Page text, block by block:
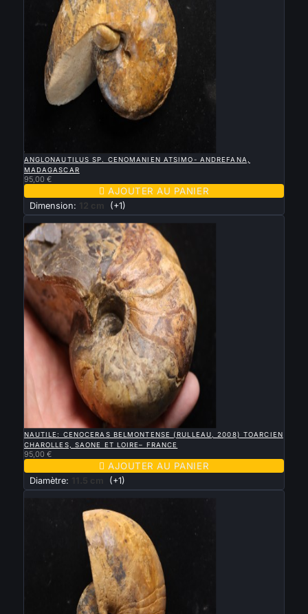
APERÇU RAPIDE
ANGLONAUTILUS SP. CENOMANIEN ATSIMO- ANDREFANA,
MADAGASCAR
95,00 €
 AJOUTER AU PANIER
Dimension: 12 cm (+1)
Nouveau
APERÇU RAPIDE
NAUTILE: CENOCERAS BELMONTENSE (RULLEAU, 2008) TOARCIEN
CHAROLLES, SAONE ET LOIRE– FRANCE
95,00 €
 AJOUTER AU PANIER
Diamètre: 11.5 cm (+1)